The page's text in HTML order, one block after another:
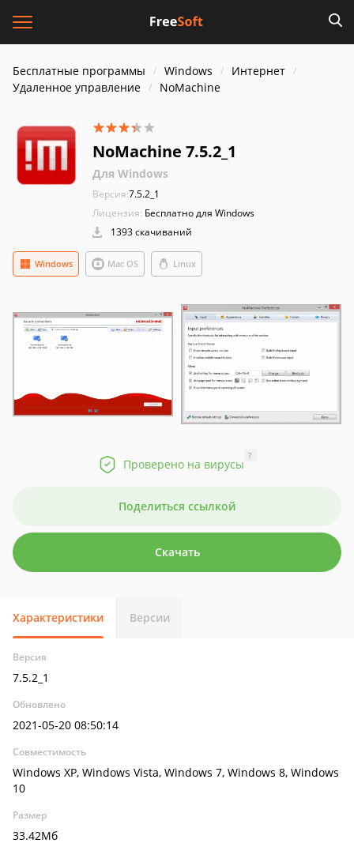
Бесплатные программы Windows
Интернет
Удаленное управление
NoMachine
NoMachine 7.5.2_1
Для Windows
Версия:7.5.2_1
Лицензия: Бесплатно для Windows
1393 скачиваний
Windows Mac OS Linux
Проверено на вирусы
?
Поделиться ссылкой
Скачать
Характеристики Версии
Версия
7.5.2_1
Обновлено
2021-05-20 08:50:14
Совместимость
Windows XP, Windows Vista, Windows 7, Windows 8, Windows
10
Размер
33.42Мб